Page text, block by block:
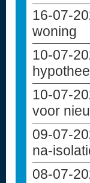
16-07-
woning
10-07-
10-07-
voor
09-07-
na-
08-07-